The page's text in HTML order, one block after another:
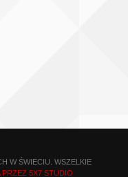
W ŚWIECIU. WSZELKIE
5X7 STUDIO